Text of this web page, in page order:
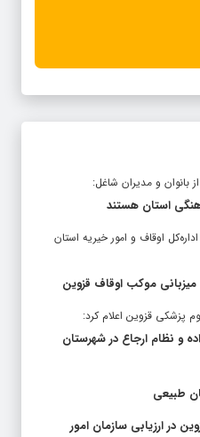
بانوان و مدیران شاغل:
استان هستند
اوقاف و امور خیریه استان
میزبانی موکب اوقاف قزوین
پزشکی قزوین اعلام کرد:
و نظام ارجاع در شهرستان
طبیعی
در ارزیابی سازمان امور